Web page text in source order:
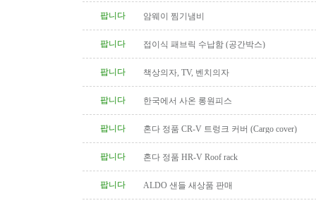
팝니다 암웨이 찜기냄비
팝니다 접이식 패브릭 수납함 (공간박스)
팝니다 책상의자, TV, 벤치의자
팝니다 한국에서 사온 롱원피스
팝니다 혼다 정품 CR-V 트렁크 커버 (Cargo cover)
팝니다 혼다 정품 HR-V Roof rack
팝니다 ALDO 샌들 새상품 판매